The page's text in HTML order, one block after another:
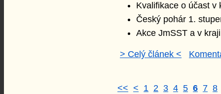
Kvalifikace o účast v
Český pohár 1.
Akce JmSST a v kraji
> Celý článek <
<< < 1 2 3 4 5 6 7 8